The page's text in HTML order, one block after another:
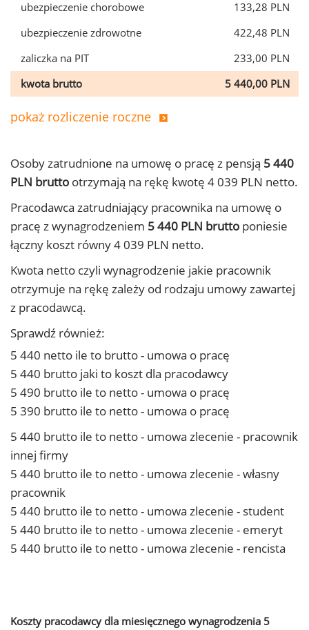
ubezpieczenie chorobowe
133,28 PLN
ubezpieczenie zdrowotne
422,48 PLN
zaliczka na PIT
233,00 PLN
kwota brutto
5 440,00 PLN
pokaż rozliczenie roczne
Osoby zatrudnione na umowę o pracę z pensją 5 440
PLN brutto otrzymają na rękę kwotę 4 039 PLN netto.
Pracodawca zatrudniający pracownika na umowę o
pracę z wynagrodzeniem 5 440 PLN brutto poniesie
łączny koszt równy 4 039 PLN netto.
Kwota netto czyli wynagrodzenie jakie pracownik
otrzymuje na rękę zależy od rodzaju umowy zawartej
z pracodawcą.
Sprawdź również:
5 440 netto ile to brutto - umowa o pracę
5 440 brutto jaki to koszt dla pracodawcy
5 490 brutto ile to netto - umowa o pracę
5 390 brutto ile to netto - umowa o pracę
5 440 brutto ile to netto - umowa zlecenie - pracownik
innej firmy
5 440 brutto ile to netto - umowa zlecenie - własny
pracownik
5 440 brutto ile to netto - umowa zlecenie - student
5 440 brutto ile to netto - umowa zlecenie - emeryt
5 440 brutto ile to netto - umowa zlecenie - rencista
Koszty pracodawcy dla miesięcznego wynagrodzenia 5